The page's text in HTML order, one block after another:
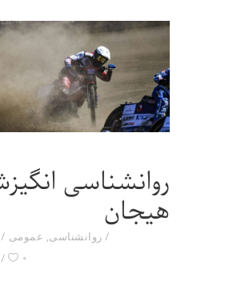
روانشناسی
هیجان
روانشناسی, عمومی
۰